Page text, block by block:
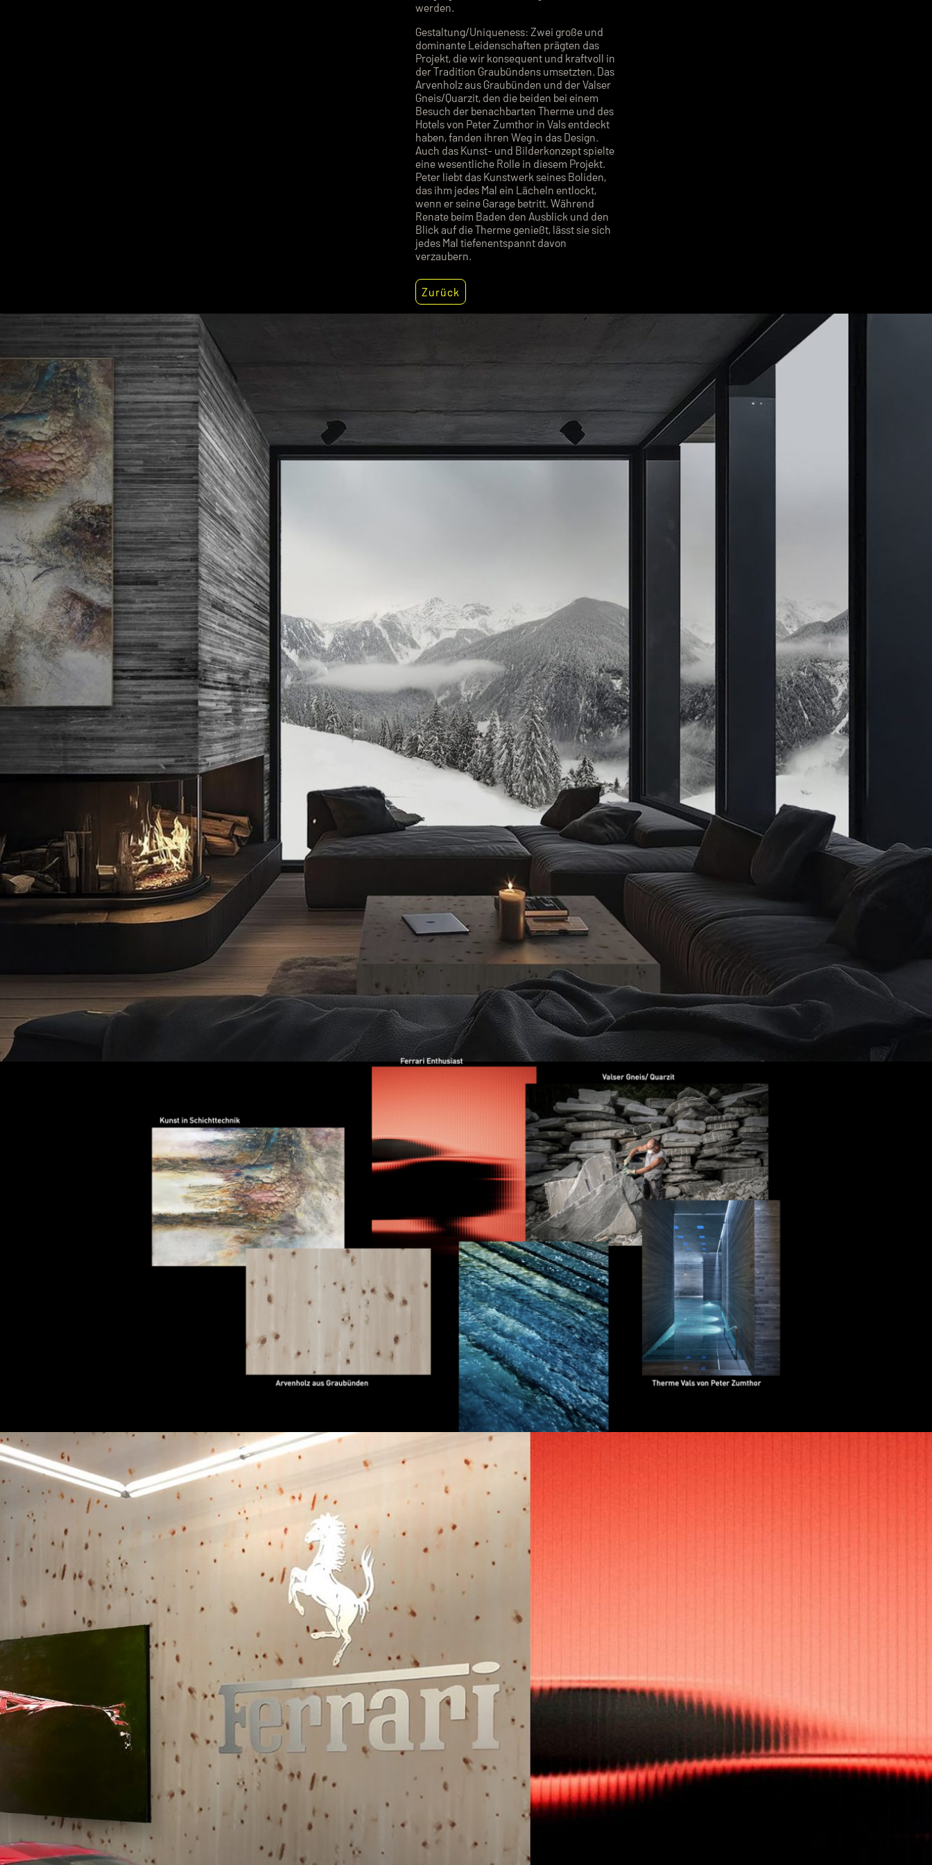
werden.
Gestaltung/Uniqueness: Zwei große und
dominante Leidenschaften prägten das
Projekt, die wir konsequent und kraftvoll in
der Tradition Graubündens umsetzten. Das
Arvenholz aus Graubünden und der Valser
Gneis/Quarzit, den die beiden bei einem
Besuch der benachbarten Therme und des
Hotels von Peter Zumthor in Vals entdeckt
haben, fanden ihren Weg in das Design.
Auch das Kunst- und Bilderkonzept spielte
eine wesentliche Rolle in diesem Projekt.
Peter liebt das Kunstwerk seines Boliden,
das ihm jedes Mal ein Lächeln entlockt,
wenn er seine Garage betritt. Während
Renate beim Baden den Ausblick und den
Blick auf die Therme genießt, lässt sie sich
jedes Mal tiefenentspannt davon
verzaubern.
Zurück